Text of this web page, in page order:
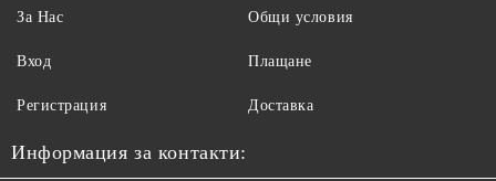
За Нас
Вход
Регистрация
Общи условия
Плащане
Доставка
Информация за контакти: